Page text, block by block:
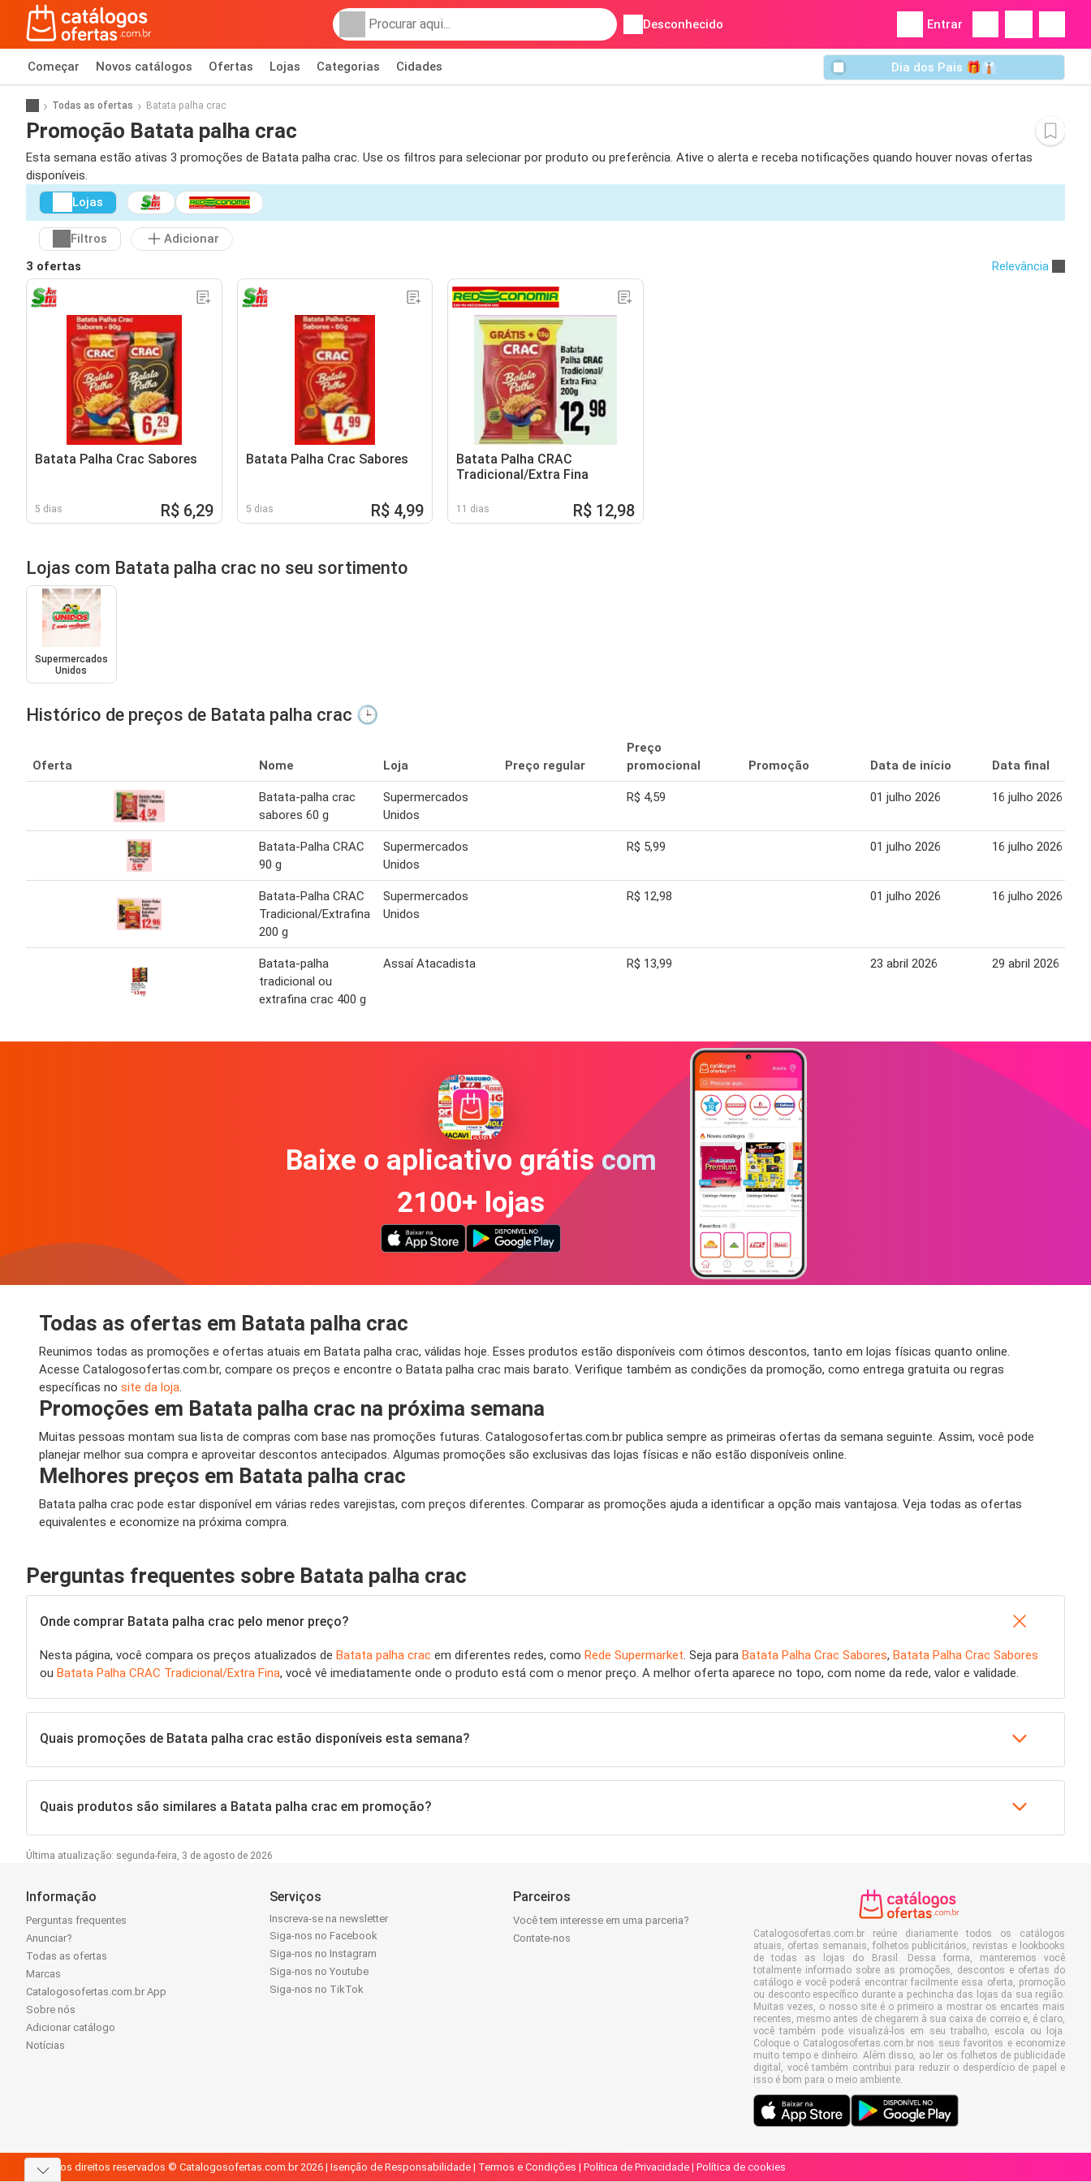
Desconhecido Entrar
Começar Novos catálogos Ofertas Lojas Categorias Cidades Dia dos Pais 🎁👔
Todas as ofertas Batata palha crac
Promoção Batata palha crac
Esta semana estão ativas 3 promoções de Batata palha crac. Use os filtros para selecionar por produto ou preferência. Ative o alerta e receba notificações quando houver novas ofertas
disponíveis.
Lojas
Filtros
Adicionar
3 ofertas
Relevância
Batata Palha Crac Sabores
5 dias R$ 6,29
Batata Palha Crac Sabores
5 dias R$ 4,99
Batata Palha CRAC
Tradicional/Extra Fina
11 dias R$ 12,98
Lojas com Batata palha crac no seu sortimento
Supermercados
Unidos
Histórico de preços de Batata palha crac 🕒
Oferta Nome Loja Preço regular
Preço
promocional
Promoção Data de início Data final
Batata-palha crac
sabores 60 g
Supermercados
Unidos
R$ 4,59 01 julho 2026 16 julho 2026
Batata-Palha CRAC
90 g
Supermercados
Unidos
R$ 5,99 01 julho 2026 16 julho 2026
Batata-Palha CRAC
Tradicional/Extrafina
200 g
Supermercados
Unidos
R$ 12,98 01 julho 2026 16 julho 2026
Batata-palha
tradicional ou
extrafina crac 400 g
Assaí Atacadista R$ 13,99 23 abril 2026 29 abril 2026
Baixe o aplicativo grátis com
2100+ lojas
Todas as ofertas em Batata palha crac
Reunimos todas as promoções e ofertas atuais em Batata palha crac, válidas hoje. Esses produtos estão disponíveis com ótimos descontos, tanto em lojas físicas quanto online.
Acesse Catalogosofertas.com.br, compare os preços e encontre o Batata palha crac mais barato. Verifique também as condições da promoção, como entrega gratuita ou regras
específicas no site da loja.
Promoções em Batata palha crac na próxima semana
Muitas pessoas montam sua lista de compras com base nas promoções futuras. Catalogosofertas.com.br publica sempre as primeiras ofertas da semana seguinte. Assim, você pode
planejar melhor sua compra e aproveitar descontos antecipados. Algumas promoções são exclusivas das lojas físicas e não estão disponíveis online.
Melhores preços em Batata palha crac
Batata palha crac pode estar disponível em várias redes varejistas, com preços diferentes. Comparar as promoções ajuda a identificar a opção mais vantajosa. Veja todas as ofertas
equivalentes e economize na próxima compra.
Perguntas frequentes sobre Batata palha crac
Onde comprar Batata palha crac pelo menor preço?
Nesta página, você compara os preços atualizados de Batata palha crac em diferentes redes, como Rede Supermarket. Seja para Batata Palha Crac Sabores, Batata Palha Crac Sabores
ou Batata Palha CRAC Tradicional/Extra Fina, você vê imediatamente onde o produto está com o menor preço. A melhor oferta aparece no topo, com nome da rede, valor e validade.
Quais promoções de Batata palha crac estão disponíveis esta semana?
Quais produtos são similares a Batata palha crac em promoção?
Última atualização: segunda-feira, 3 de agosto de 2026
Informação
Perguntas frequentes
Anunciar?
Todas as ofertas
Marcas
Catalogosofertas.com.br App
Sobre nós
Adicionar catálogo
Notícias
Serviços
Inscreva-se na newsletter
Siga-nos no Facebook
Siga-nos no Instagram
Siga-nos no Youtube
Siga-nos no TikTok
Parceiros
Você tem interesse em uma parceria?
Contate-nos
Catalogosofertas.com.br reúne diariamente todos os catálogos
atuais, ofertas semanais, folhetos publicitários, revistas e lookbooks
de todas as lojas do Brasil. Dessa forma, manteremos você
totalmente informado sobre as promoções, descontos e ofertas do
catálogo e você poderá encontrar facilmente essa oferta, promoção
ou desconto específico durante a pechincha das lojas da sua região.
Muitas vezes, o nosso site é o primeiro a mostrar os encartes mais
recentes, mesmo antes de chegarem à sua caixa de correio e, é claro,
você também pode visualizá-los em seu trabalho, escola ou loja.
Coloque o Catalogosofertas.com.br nos seus favoritos e economize
muito tempo e dinheiro. Além disso, ao ler os folhetos de publicidade
digital, você também contribui para reduzir o desperdício de papel e
isso é bom para o meio ambiente.
Todos os direitos reservados © Catalogosofertas.com.br 2026 | Isenção de Responsabilidade | Termos e Condições | Política de Privacidade | Política de cookies